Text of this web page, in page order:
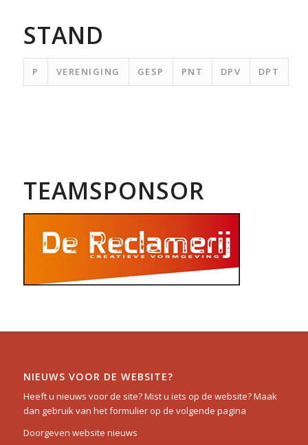
STAND
P VERENIGING GESP PNT DPV DPT
TEAMSPONSOR
NIEUWS VOOR DE WEBSITE?
Heeft u nieuws voor de site? Mist u iets op de website? Maak
dan gebruik van het formulier op de volgende pagina
Doorgeven website nieuws